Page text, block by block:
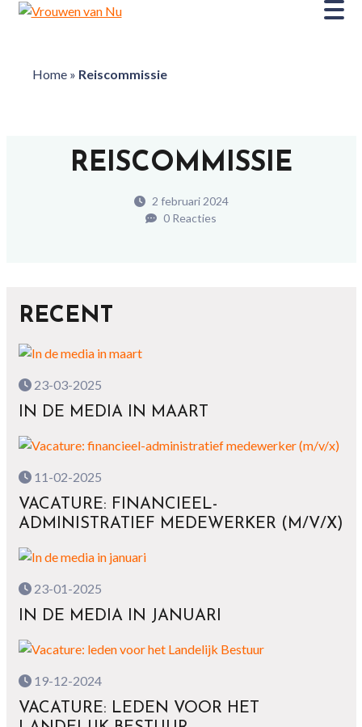
Home» Reiscommissie
REISCOMMISSIE
2 februari 2024
0 Reacties
RECENT
23-03-2025
IN DE MEDIA IN MAART
11-02-2025
VACATURE: FINANCIEEL-
ADMINISTRATIEF MEDEWERKER (M/V/X)
23-01-2025
IN DE MEDIA IN JANUARI
19-12-2024
VACATURE: LEDEN VOOR HET